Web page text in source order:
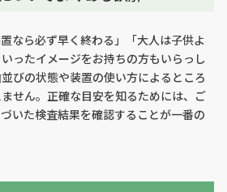
なら必ず早く終わる」「大人は子供よ
ったイメージをお持ちの方もいらっし
びの状態や装置の使い方によるところ
せん。正確な目安を知るためには、ご
いた検査結果を確認することが一番の